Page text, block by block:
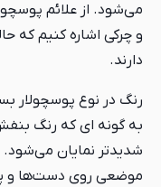
می‌شود. از علائم
و چرکی اشاره کنیم که
دارند.
رنگ در نوع پوسچولار
به گونه ای که رنگ
شدیدتر نمایان می‌شود.
موضعی روی دست‌ها و